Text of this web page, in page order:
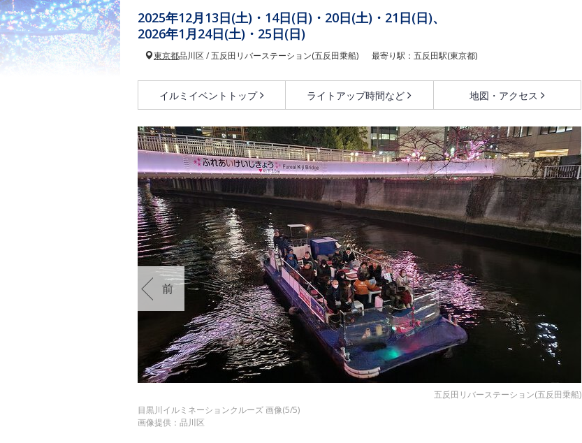
2025年12月13日(土)・14日(日)・20日(土)・21日(日)、
2026年1月24日(土)・25日(日)
東京都品川区 / 五反田リバーステーション(五反田乗船) 最寄り駅：五反田駅(東京都)
イルミイベントトップ ライトアップ時間など 地図・アクセス
五反田リバーステーション(五反田乗船)
目黒川イルミネーションクルーズ 画像(5/5)
画像提供：品川区
前